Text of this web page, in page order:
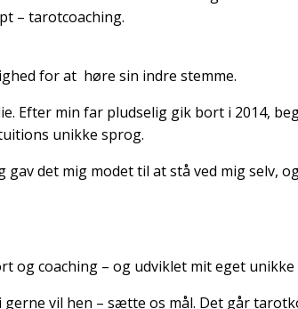
– tarotcoaching.
for at høre sin indre stemme.
Efter min far pludselig gik bort i 2014,
unikke sprog.
gav det mig modet til at stå ved mig selv,
og coaching – og udviklet mit eget unikke
gerne vil hen – sætte os mål. Det går